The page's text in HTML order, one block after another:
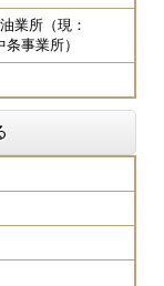
業所（現：
事業所）